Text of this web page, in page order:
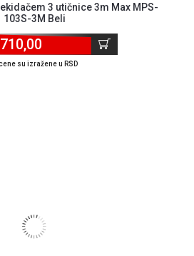
3 utičnice 3m Max MPS-
103S-3M Beli
710,00
su izražene u RSD